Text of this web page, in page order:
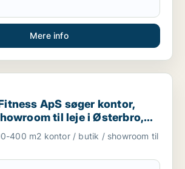
Mere info
ApS søger kontor, butik eller
ApS søger kontor,
til leje i Østerbro,
Kongens Lyngby m.fl.
400 m2 kontor / butik / showroom til